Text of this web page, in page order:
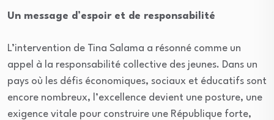
Un message d’espoir et de responsabilité
L’intervention de Tina Salama a résonné comme un
appel à la responsabilité collective des jeunes. Dans un
pays où les défis économiques, sociaux et éducatifs sont
encore nombreux, l’excellence devient une posture, une
exigence vitale pour construire une République forte,